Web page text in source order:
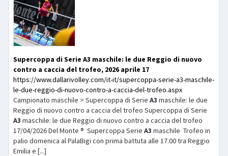
Supercoppa di SerieA3 maschile: le due Reggio di nuovo
contro a caccia del trofeo, 2026 aprile 17
https://www.dallarivolley.com/it-it/supercoppa-serie-a3-maschile-
le-due-reggio-di-nuovo-contro-a-caccia-del-trofeo.aspx
Campionato maschile > Supercoppa di SerieA3 maschile: le due
Reggio di nuovo contro a caccia del trofeo Supercoppa di Serie
A3 maschile: le due Reggio di nuovo contro a caccia del trofeo
17/04/2026 Del Monte ® Supercoppa SerieA3 maschile Trofeo in
palio domenica al PalaBigi con prima battuta alle 17.00 tra Reggio
Emilia e [...]